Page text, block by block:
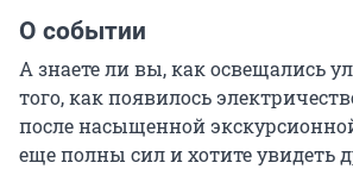
О событии
А знаете ли вы, как освещались
того, как появилось
после насыщенной
еще полны сил и хотите увидеть